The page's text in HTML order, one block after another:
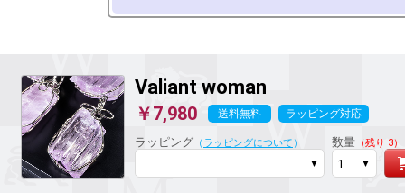
Valiant woman
￥7,980 送料無料 ラッピング対応
ラッピング （ ラッピングについて ） 数量（残り 3）